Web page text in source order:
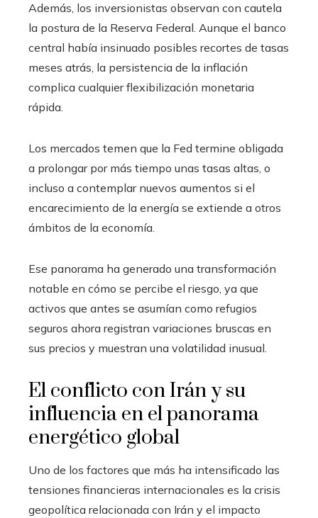
Además, los inversionistas observan con cautela
la postura de la Reserva Federal. Aunque el banco
central había insinuado posibles recortes de tasas
meses atrás, la persistencia de la inflación
complica cualquier flexibilización monetaria
rápida.
Los mercados temen que la Fed termine obligada
a prolongar por más tiempo unas tasas altas, o
incluso a contemplar nuevos aumentos si el
encarecimiento de la energía se extiende a otros
ámbitos de la economía.
Ese panorama ha generado una transformación
notable en cómo se percibe el riesgo, ya que
activos que antes se asumían como refugios
seguros ahora registran variaciones bruscas en
sus precios y muestran una volatilidad inusual.
El conflicto con Irán y su
influencia en el panorama
energético global
Uno de los factores que más ha intensificado las
tensiones financieras internacionales es la crisis
geopolítica relacionada con Irán y el impacto